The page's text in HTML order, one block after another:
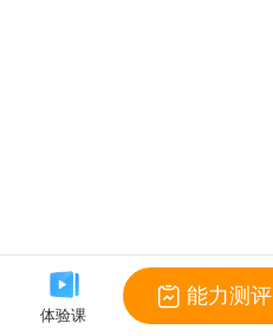
体验课
能力测评